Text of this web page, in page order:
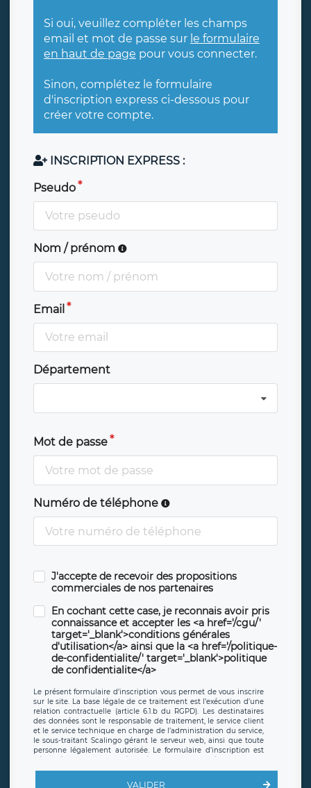
Si oui, veuillez compléter les champs
email et mot de passe sur le formulaire
en haut de page pour vous connecter.
Sinon, complétez le formulaire
d'inscription express ci-dessous pour
créer votre compte.
INSCRIPTION EXPRESS :
Pseudo
Nom / prénom
Email
Département
Mot de passe
Numéro de téléphone
J'accepte de recevoir des propositions
commerciales de nos partenaires
En cochant cette case, je reconnais avoir pris
connaissance et accepter les <a href='/cgu/'
target='_blank'>conditions générales
d'utilisation</a> ainsi que la <a href='/politique-
de-confidentialite/' target='_blank'>politique
de confidentialite</a>
Le présent formulaire d’inscription vous permet de vous inscrire
sur le site. La base légale de ce traitement est l’exécution d’une
relation contractuelle (article 6.1.b du RGPD). Les destinataires
des données sont le responsable de traitement, le service client
et le service technique en charge de l’administration du service,
le sous-traitant Scalingo gérant le serveur web, ainsi que toute
personne légalement autorisée. Le formulaire d’inscription est
offrant desclauses de protection conformes au RGPD. Les
VALIDER